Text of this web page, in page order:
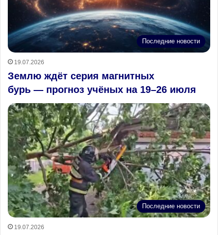
Последние новости
19.07.2026
Землю ждёт серия магнитных
бурь — прогноз учёных на 19–26 июля
Последние новости
19.07.2026